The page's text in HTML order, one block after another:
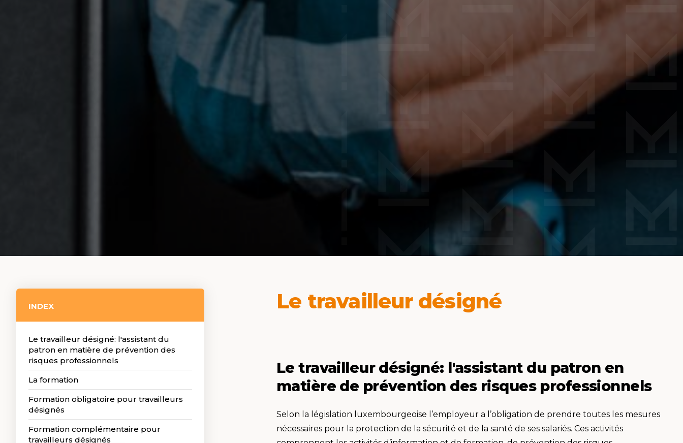
INDEX
Le travailleur désigné: l'assistant du
patron en matière de prévention des
risques professionnels
La formation
Formation obligatoire pour travailleurs
désignés
Formation complémentaire pour
travailleurs désignés
Le travailleur désigné
Le travailleur désigné: l'assistant du patron en
matière de prévention des risques professionnels
Selon la législation luxembourgeoise l’employeur a l’obligation de prendre toutes les mesures
nécessaires pour la protection de la sécurité et de la santé de ses salariés. Ces activités